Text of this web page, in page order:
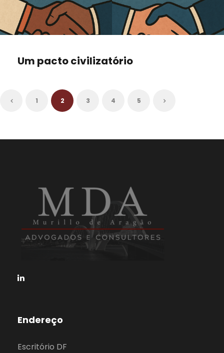
Um pacto civilizatório
1 2 3 4 5
Endereço
Escritório DF